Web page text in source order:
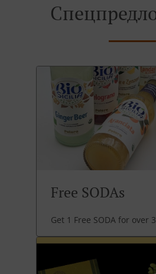
Free SODAs
Get 1 Free SODA for over